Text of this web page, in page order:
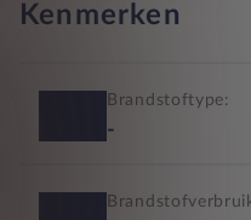
Kenmerken
Brandstoftype:
-